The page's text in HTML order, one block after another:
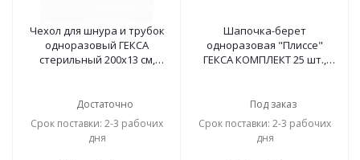
Чехол для шнура и трубок
одноразовый ГЕКСА
стерильный 200х13 см,
Достаточно
Срок поставки: 2-3 рабочих
дня
Шапочка-берет
одноразовая "Плиссе"
ГЕКСА КОМПЛЕКТ 25 шт.,
Под заказ
Срок поставки: 2-3 рабочих
дня